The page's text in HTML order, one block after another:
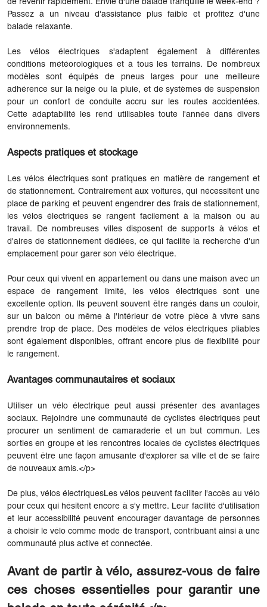
de revenir rapidement. Envie d'une balade tranquille le week-end ?
Passez à un niveau d'assistance plus faible et profitez d'une
balade relaxante.
Les vélos électriques s'adaptent également à différentes
conditions météorologiques et à tous les terrains. De nombreux
modèles sont équipés de pneus larges pour une meilleure
adhérence sur la neige ou la pluie, et de systèmes de suspension
pour un confort de conduite accru sur les routes accidentées.
Cette adaptabilité les rend utilisables toute l'année dans divers
environnements.
Aspects pratiques et stockage
Les vélos électriques sont pratiques en matière de rangement et
de stationnement. Contrairement aux voitures, qui nécessitent une
place de parking et peuvent engendrer des frais de stationnement,
les vélos électriques se rangent facilement à la maison ou au
travail. De nombreuses villes disposent de supports à vélos et
d'aires de stationnement dédiées, ce qui facilite la recherche d'un
emplacement pour garer son vélo électrique.
Pour ceux qui vivent en appartement ou dans une maison avec un
espace de rangement limité, les vélos électriques sont une
excellente option. Ils peuvent souvent être rangés dans un couloir,
sur un balcon ou même à l'intérieur de votre pièce à vivre sans
prendre trop de place. Des modèles de vélos électriques pliables
sont également disponibles, offrant encore plus de flexibilité pour
le rangement.
Avantages communautaires et sociaux
Utiliser un vélo électrique peut aussi présenter des avantages
sociaux. Rejoindre une communauté de cyclistes électriques peut
procurer un sentiment de camaraderie et un but commun. Les
sorties en groupe et les rencontres locales de cyclistes électriques
peuvent être une façon amusante d'explorer sa ville et de se faire
de nouveaux amis.</p>
De plus, vélos électriquesLes vélos peuvent faciliter l'accès au vélo
pour ceux qui hésitent encore à s'y mettre. Leur facilité d'utilisation
et leur accessibilité peuvent encourager davantage de personnes
à choisir le vélo comme mode de transport, contribuant ainsi à une
communauté plus active et connectée.
Avant de partir à vélo, assurez-vous de faire
ces choses essentielles pour garantir une